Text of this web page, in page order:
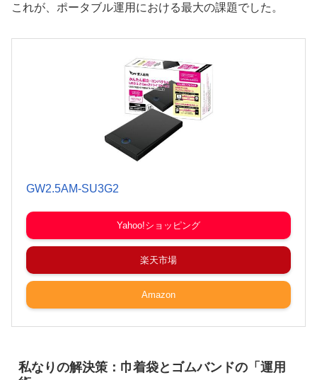
これが、ポータブル運用における最大の課題でした。
GW2.5AM-SU3G2
Yahoo!ショッピング
楽天市場
Amazon
私なりの解決策：巾着袋とゴムバンドの「運用